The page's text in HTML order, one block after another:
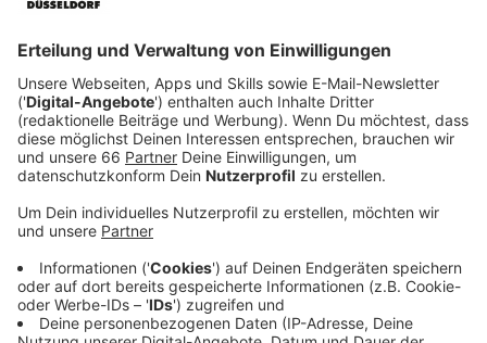
Anzeige
Arbeiten erst im Herbst: Zwei Fahrspuren zur
Landesgartenschau
Anzeige
Für die Südbrücke (Josef-Kardinal-Frings-Brücke) gibt
es Entwarnung von Straßen.NRW
Wochenende: Die Verbindung zwischen Düsseldorf und